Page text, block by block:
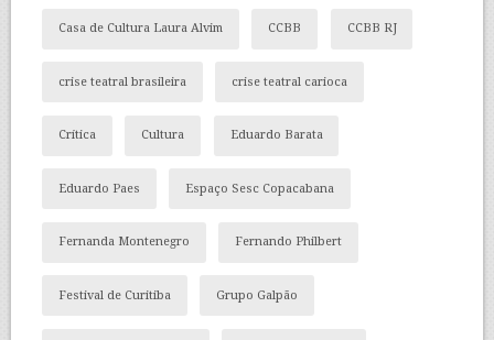
Casa de Cultura Laura Alvim CCBB CCBB RJ
crise teatral brasileira crise teatral carioca
Crítica Cultura Eduardo Barata
Eduardo Paes Espaço Sesc Copacabana
Fernanda Montenegro Fernando Philbert
Festival de Curitiba Grupo Galpão